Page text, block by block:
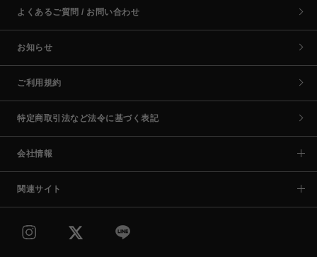
よくあるご質問 / お問い合わせ
お知らせ
ご利用規約
特定商取引法など法令に基づく表記
会社情報
関連サイト